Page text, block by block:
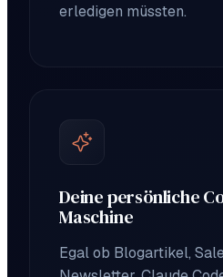
erledigen müssten.
Deine persönliche
Maschine
Egal ob Blogartikel,